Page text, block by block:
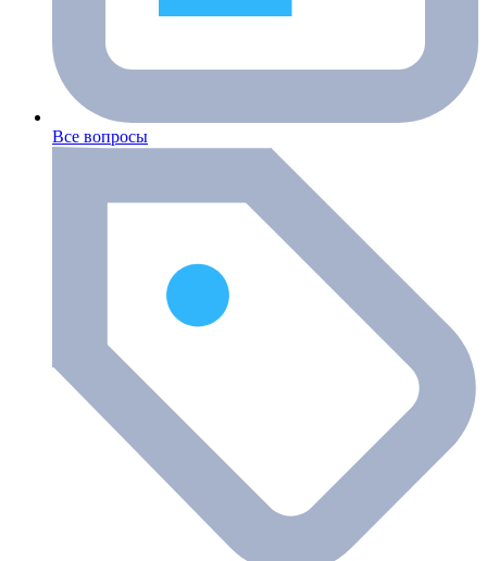
Все вопросы